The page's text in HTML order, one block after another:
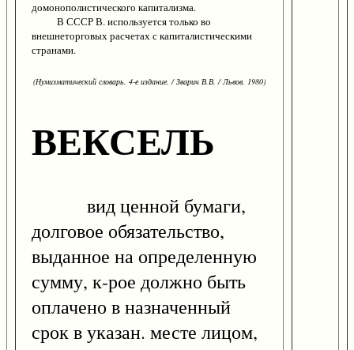
домонополистического капитализма.
В СССР В. используется только во
внешнеторговых расчетах с капиталистическими
странами.
(Нумизматический словарь. 4-е издание. / Зварич В.В. / Львов, 1980)
ВЕКСЕЛЬ
вид ценной бумаги,
долговое обязательство,
выданное на определенную
сумму, к-рое должно быть
оплачено в назначенный
срок в указан. месте лицом,